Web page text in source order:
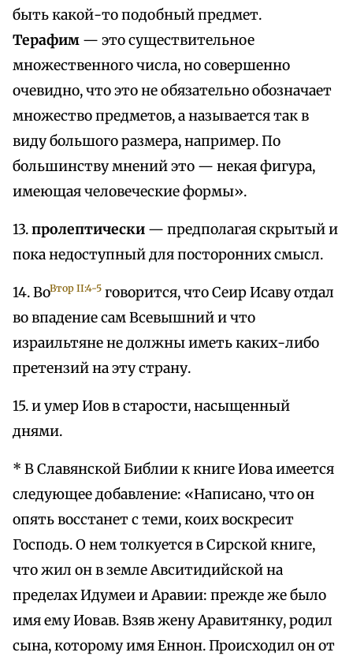
быть какой-то подобный предмет.
Терафим — это существительное
множественного числа, но совершенно
очевидно, что это не обязательно обозначает
множество предметов, а называется так в
виду большого размера, например. По
большинству мнений это — некая фигура,
имеющая человеческие формы».
13.пролептически — предполагая скрытый и
пока недоступный для посторонних смысл.
14. ВоВтор II:4-5 говорится, что Сеир Исаву отдал
во впадение сам Всевышний и что
израильтяне не должны иметь каких-либо
претензий на эту страну.
15. и умер Иов в старости, насыщенный
днями.
* В Славянской Библии к книге Иова имеется
следующее добавление: «Написано, что он
опять восстанет с теми, коих воскресит
Господь. О нем толкуется в Сирской книге,
что жил он в земле Авситидийской на
пределах Идумеи и Аравии: прежде же было
имя ему Иовав. Взяв жену Аравитянку, родил
сына, которому имя Еннон. Происходил он от